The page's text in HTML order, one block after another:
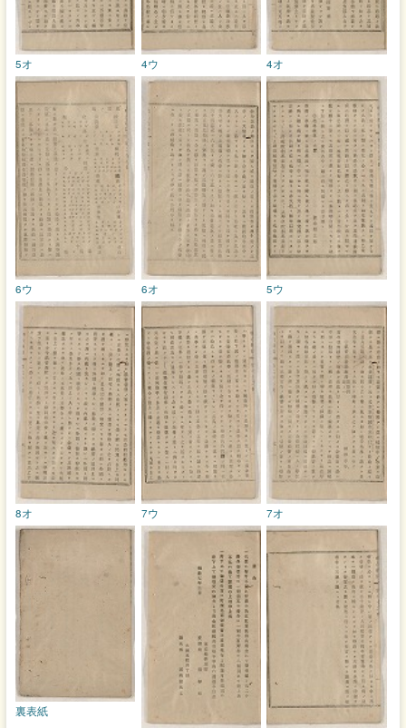
4オ
4ウ
5オ
5ウ
6オ
6ウ
7オ
7ウ
8オ
裏表紙